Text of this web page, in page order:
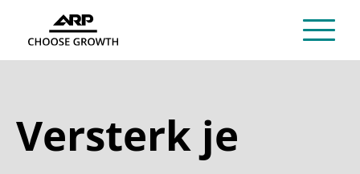
Versterk je